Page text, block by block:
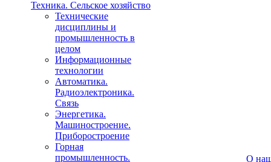
Техника. Сельское хозяйство
Технические
дисциплины и
промышленность в
целом
Информационные
технологии
Автоматика.
Радиоэлектроника.
Связь
Энергетика.
Машиностроение.
Приборостроение
Горная
промышленность.
О